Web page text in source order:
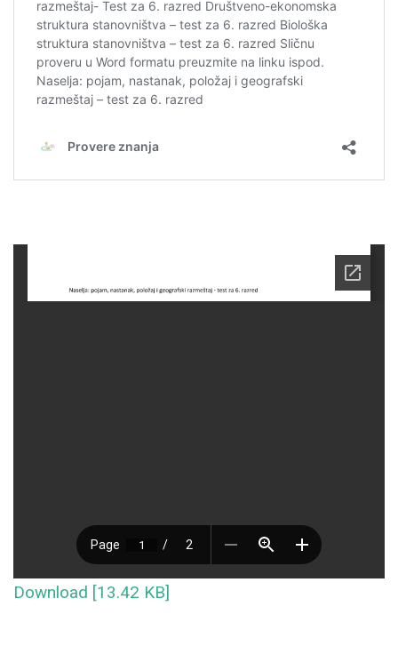
Download [13.42 KB]